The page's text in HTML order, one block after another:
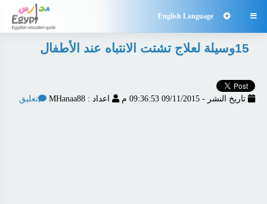

English Language
15وسيلة لعلاج تشتت الانتباه عند الأطفال
تاريخ النشر - 09/11/2015 09:36:53 م اعداد : MHanaa88 تعليق